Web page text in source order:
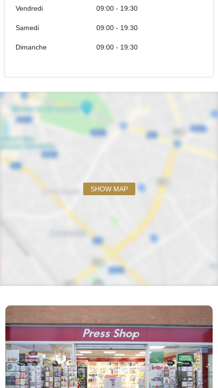
Vendredi 09:00 - 19:30
Samedi 09:00 - 19:30
Dimanche 09:00 - 19:30
SHOW MAP